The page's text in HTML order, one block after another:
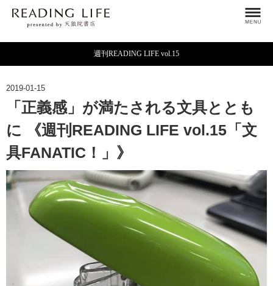
週刊READING LIFE vol.15
2019-01-15
「正義感」が満たされる文具ととも
に 《週刊READING LIFE vol.15「文
具FANATIC！」》